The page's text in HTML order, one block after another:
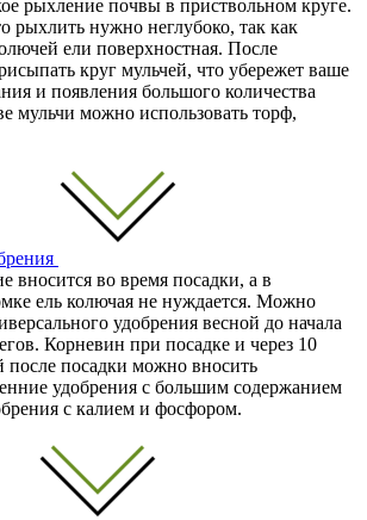
рыхление почвы в приствольном круге.
рыхлить нужно неглубоко, так как
ели поверхностная. После
круг мульчей, что убережет ваше
и появления большого количества
мульчи можно использовать торф,
вносится во время посадки, а в
ель колючая не нуждается. Можно
удобрения весной до начала
Корневин при посадке и через 10
после посадки можно вносить
удобрения с большим содержанием
с калием и фосфором.